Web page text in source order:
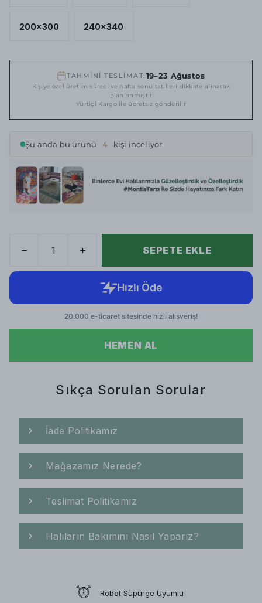
200x300 240x340
TAHMİNİ TESLİMAT: 19–23 Ağustos
Kişiye özel üretim süreci ve hafta sonu tatilleri dikkate alınarak
planlanmıştır
Yurtiçi Kargo ile ücretsiz gönderilir
Şu anda bu ürünü 4 kişi inceliyor.
SEPETE EKLE
HEMEN AL
Sıkça Sorulan Sorular
İade Politikamız
Mağazamız Nerede?
Teslimat Politikamız
Halıların Bakımını Nasıl Yaparız?
Robot Süpürge Uyumlu